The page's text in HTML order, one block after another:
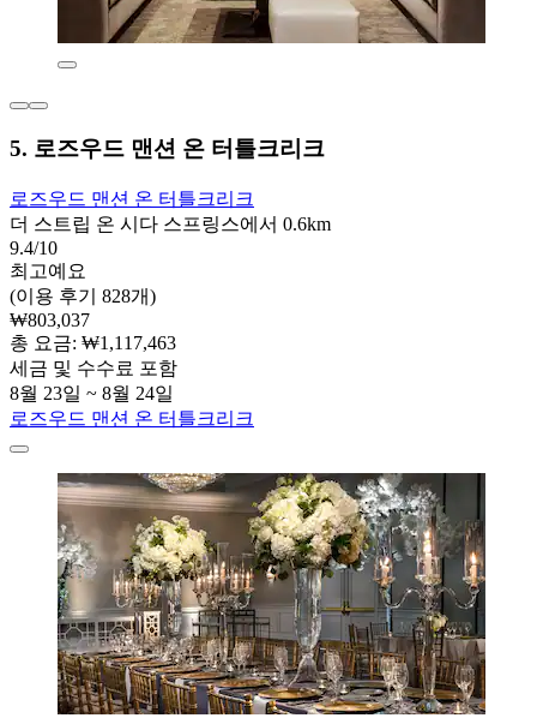
5. 로즈우드 맨션 온 터틀크리크
로즈우드 맨션 온 터틀크리크
더 스트립 온 시다 스프링스에서 0.6km
9.4/10
최고예요
(이용 후기 828개)
₩803,037
총 요금: ₩1,117,463
세금 및 수수료 포함
8월 23일 ~ 8월 24일
로즈우드 맨션 온 터틀크리크